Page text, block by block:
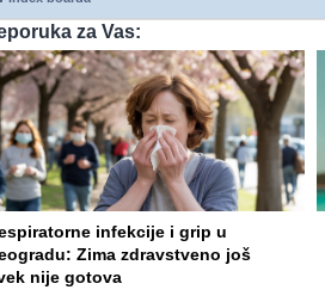
za Vas:
infekcije i grip u
Zima zdravstveno još
nije gotova